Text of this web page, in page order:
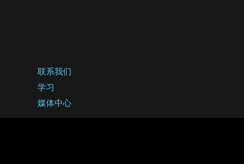
联系我们
学习
媒体中心